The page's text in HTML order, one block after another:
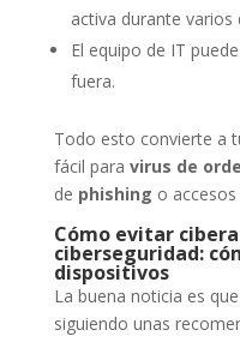
activa durante varios
El equipo de IT
fuera.
Todo esto convierte a
fácil para virus de
de phishing o
Cómo evitar
ciberseguridad:
dispositivos
La buena noticia es
siguiendo unas